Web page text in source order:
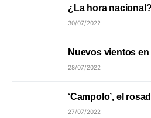
¿La hora nacional?
30/07/2022
Nuevos vientos
28/07/2022
‘Campolo’, el
27/07/2022